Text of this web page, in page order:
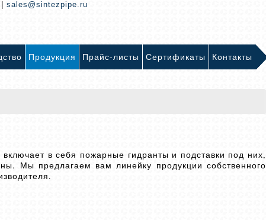
sales@sintezpipe.ru
Продукция Прайс-листы Сертификаты Контакты
в себя пожарные гидранты и подставки под них,
Мы предлагаем вам линейку продукции собственного